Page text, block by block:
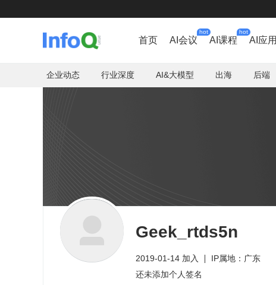
首页 AI会议
hot
AI课程
hot
AI应用
企业动态 行业深度 AI&大模型 出海 后端
Geek_rtds5n
2019-01-14 加入
IP属地：广东
还未添加个人签名